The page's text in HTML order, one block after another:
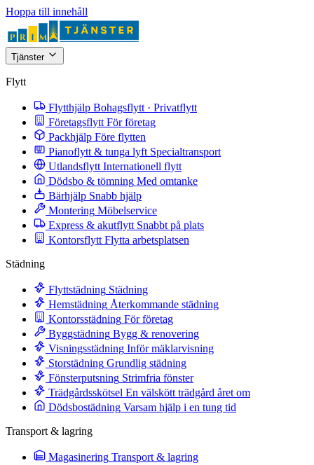
Hoppa till innehåll
Tjänster
Flytt
Flytthjälp Bohagsflytt · Privatflytt
Företagsflytt För företag
Packhjälp Före flytten
Pianoflytt & tunga lyft Specialtransport
Utlandsflytt Internationell flytt
Dödsbo & tömning Med omtanke
Bärhjälp Snabb hjälp
Montering Möbelservice
Express & akutflytt Snabbt på plats
Kontorsflytt Flytta arbetsplatsen
Städning
Flyttstädning Städning
Hemstädning Återkommande städning
Kontorsstädning För företag
Byggstädning Bygg & renovering
Visningsstädning Inför mäklarvisning
Storstädning Grundlig städning
Fönsterputsning Strimfria fönster
Trädgårdsskötsel En välskött trädgård året om
Dödsbostädning Varsam hjälp i en tung tid
Transport & lagring
Magasinering Transport & lagring